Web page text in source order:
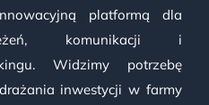
platformą dla
komunikacji i
Widzimy potrzebę
inwestycji w farmy